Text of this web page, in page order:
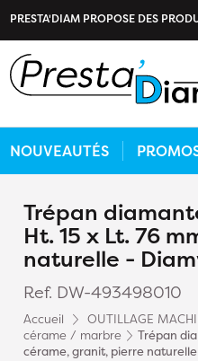
PRESTA'DIAM PROPOSE DES
NOUVEAUTÉS
Trépan
Ht. 15 x Lt. 76
naturelle -
Ref. DW-493498010
Accueil OUTILLAGE
cérame / marbre
Trépan
cérame, granit, pierre